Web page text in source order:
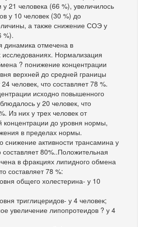
21 человека (66 %), увеличилось
у 10 человек (30 %) до
а также снижение СОЭ у
%).
динамика отмечена в
исследованиях. Нормализация
? понижение концентрации
верхней до средней границы
человек, что составляет 78 %.
исходно повышенного
у 20 человек, что
Из них у трех человек от
концентрации до уровня нормы,
в пределах нормы.
снижение активности трансамина у
составляет 80%..Положительная
в фракциях липидного обмена
составляет 78 %:
общего холестерина- у 10
триглицеридов- у 4 человек;
увеличение липопротеидов ? у 4